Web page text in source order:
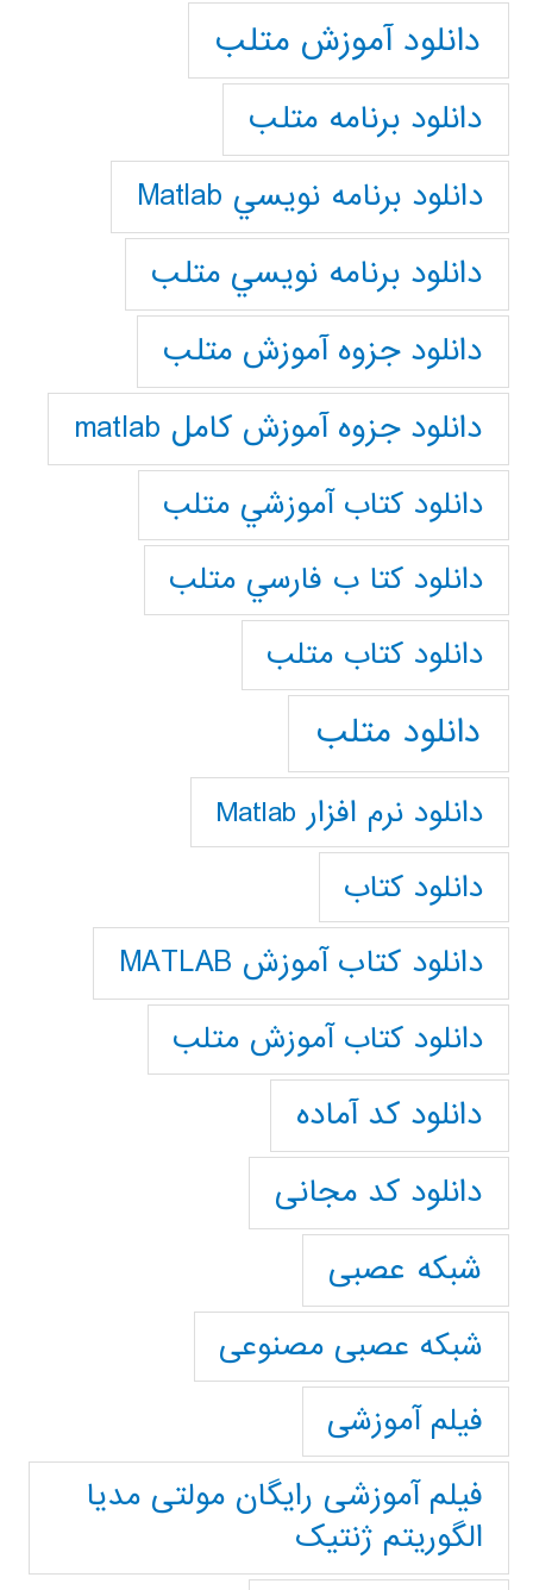
دانلود آموزش متلب
دانلود برنامه متلب
دانلود برنامه نويسي Matlab
دانلود برنامه نويسي متلب
دانلود جزوه آموزش متلب
دانلود جزوه آموزش کامل matlab
دانلود كتاب آموزشي متلب
دانلود كتا ب فارسي متلب
دانلود كتاب متلب
دانلود متلب
دانلود نرم افزار Matlab
دانلود کتاب
دانلود کتاب آموزش MATLAB
دانلود کتاب آموزش متلب
دانلود کد آماده
دانلود کد مجانی
شبکه عصبی
شبکه عصبی مصنوعی
فیلم آموزشی
فیلم آموزشی رایگان مولتی مدیا
الگوریتم ژنتیک